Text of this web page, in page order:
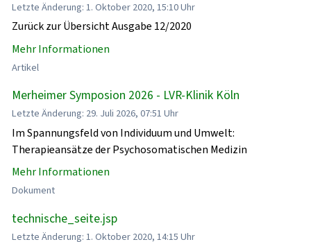
Letzte Änderung: 1. Oktober 2020, 15:10 Uhr
Zurück zur Übersicht Ausgabe 12/2020
Mehr Informationen
Artikel
Merheimer Symposion 2026 - LVR-Klinik Köln
Letzte Änderung: 29. Juli 2026, 07:51 Uhr
Im Spannungsfeld von Individuum und Umwelt:
Therapieansätze der Psychosomatischen Medizin
Mehr Informationen
Dokument
technische_seite.jsp
Letzte Änderung: 1. Oktober 2020, 14:15 Uhr